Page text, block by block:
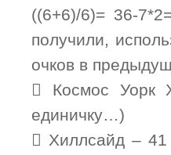
((6+6)/6)= 36-
получили,
очков в
 Космос Уорк
единичку…)
 Хиллсайд – 41